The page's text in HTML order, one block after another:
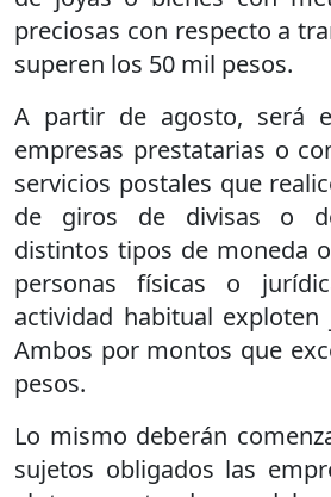
preciosas con respecto a
superen los 50 mil pesos.
A partir de agosto, será
empresas prestatarias o
servicios postales que
de giros de divisas o
distintos tipos de moneda
personas físicas o
actividad habitual exploten
Ambos por montos que
pesos.
Lo mismo deberán
sujetos obligados las